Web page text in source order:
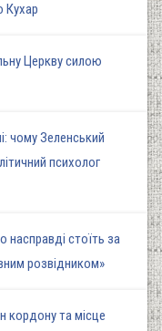
Кухар
Церкву силою
чому Зеленський
психолог
насправді стоїть за
розвідником»
кордону та місце